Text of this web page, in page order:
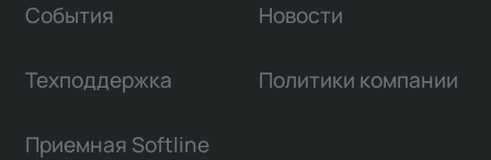
События Новости
Техподдержка Политики компании
Приемная Softline